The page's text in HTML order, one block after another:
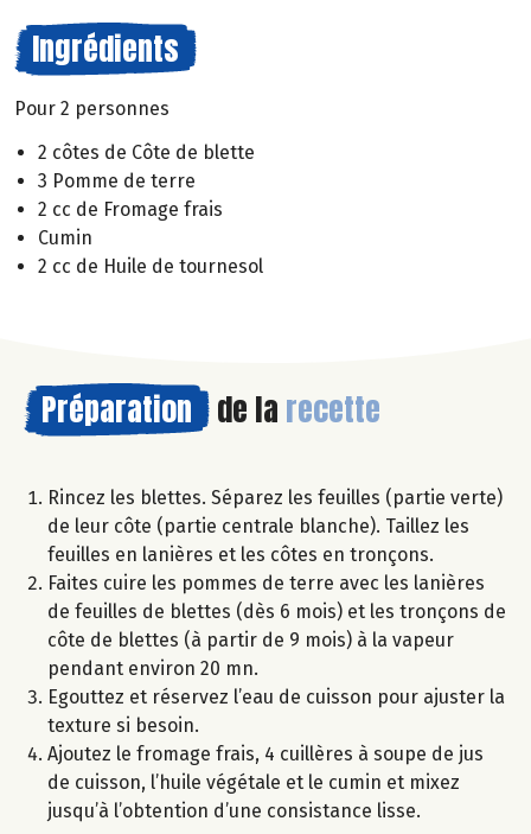
Ingrédients
Pour 2 personnes
2 côtes de Côte de blette
3 Pomme de terre
2 cc de Fromage frais
Cumin
2 cc de Huile de tournesol
Préparation de la recette
Rincez les blettes. Séparez les feuilles (partie verte)
de leur côte (partie centrale blanche). Taillez les
feuilles en lanières et les côtes en tronçons.
Faites cuire les pommes de terre avec les lanières
de feuilles de blettes (dès 6 mois) et les tronçons de
côte de blettes (à partir de 9 mois) à la vapeur
pendant environ 20 mn.
Egouttez et réservez l’eau de cuisson pour ajuster la
texture si besoin.
Ajoutez le fromage frais, 4 cuillères à soupe de jus
de cuisson, l’huile végétale et le cumin et mixez
jusqu’à l’obtention d’une consistance lisse.